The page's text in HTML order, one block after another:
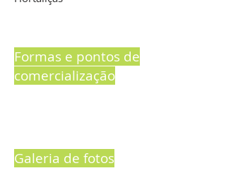
Formas e pontos de
comercialização
Galeria de fotos